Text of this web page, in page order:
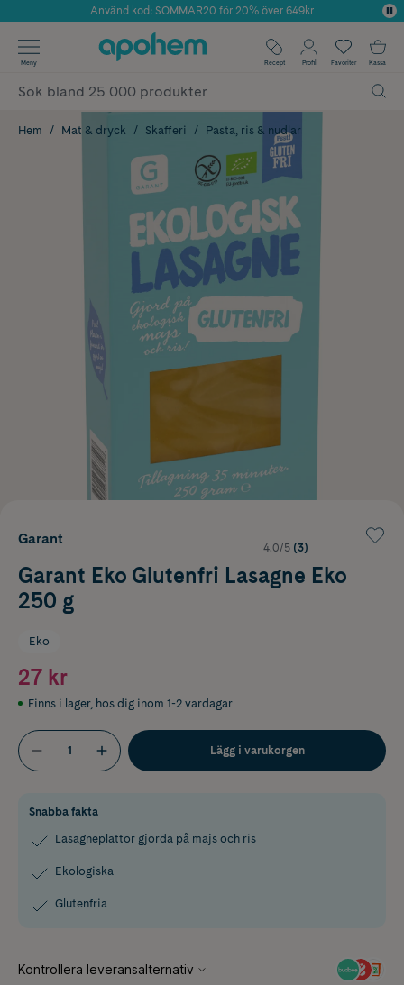
Årets Butik 2025 inom Skönhet
Använd kod: SOMMAR20 för 20% över 649kr
✓ Fri frakt
✓ Poäng på alla köp*
Meny Recept Profil Favoriter Kassa
Hem Mat & dryck Skafferi Pasta, ris & nudlar
Garant
4.0/5 (3)
Garant Eko Glutenfri Lasagne Eko
250 g
Eko
27 kr
Finns i lager, hos dig inom 1-2 vardagar
Lägg i varukorgen
Snabba fakta
Lasagneplattor gjorda på majs och ris
Ekologiska
Glutenfria